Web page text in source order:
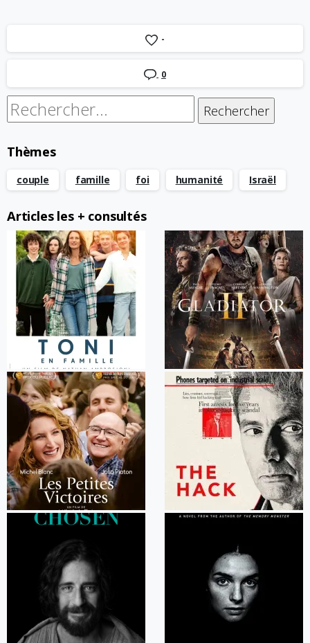
-
0
Rechercher :
Thèmes
couple famille foi humanité Israël
Articles les + consultés